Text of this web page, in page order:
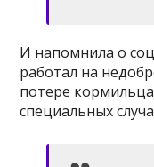
И напомнила о
работал на
потере
специальных